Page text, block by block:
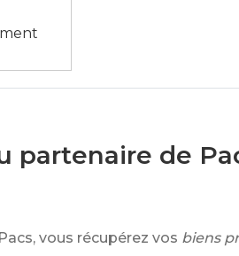
partenaire de
vous récupérez vos biens